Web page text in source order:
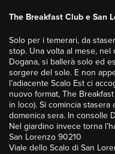
The Breakfast Club e San
Solo per i temerari, da
stop. Una volta al mese, nel
Dogana, si ballerà solo ed
sorgere del sole. E non
l’adiacente Scalo Est ci
nuovo format, The
in loco). Si comincia
domenica sera. In consolle
Nel giardino invece torna
San Lorenzo 90210
Viale dello Scalo di San